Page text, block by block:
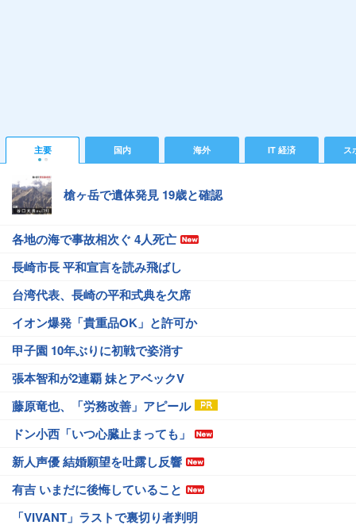
主要 国内 海外 IT 経済 ス
槍ヶ岳で遺体発見 19歳と確認
各地の海で事故相次ぐ 4人死亡
長崎市長 平和宣言を読み飛ばし
台湾代表、長崎の平和式典を欠席
イオン爆発「貴重品OK」と許可か
甲子園 10年ぶりに初戦で姿消す
張本智和が2連覇 妹とアベックV
藤原竜也、「労務改善」アピール
ドン小西「いつ心臓止まっても」
新人声優 結婚願望を吐露し反響
有吉 いまだに後悔していること
「VIVANT」ラストで裏切り者判明